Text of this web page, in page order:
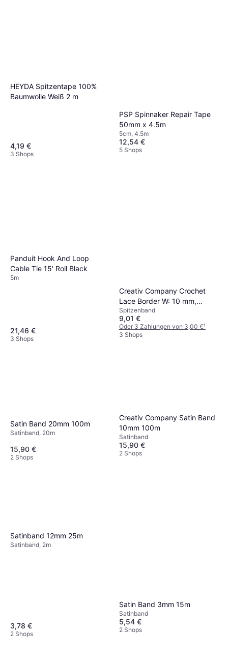
HEYDA Spitzentape 100%
Baumwolle Weiß 2 m
4,19 €
3 Shops
PSP Spinnaker Repair Tape
50mm x 4.5m
5cm, 4.5m
12,54 €
5 Shops
Panduit Hook And Loop
Cable Tie 15' Roll Black
5m
21,46 €
3 Shops
Creativ Company Crochet
Lace Border W: 10 mm,
white, 10 m/ 1 roll
Spitzenband
9,01 €
Oder 3 Zahlungen von 3,00 €¹
3 Shops
Satin Band 20mm 100m
Satinband, 20m
15,90 €
2 Shops
Creativ Company Satin Band
10mm 100m
Satinband
15,90 €
2 Shops
Satinband 12mm 25m
Satinband, 2m
3,78 €
2 Shops
Satin Band 3mm 15m
Satinband
5,54 €
2 Shops